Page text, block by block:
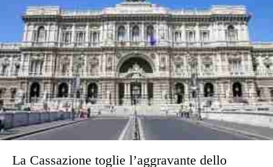
La Cassazione toglie l’aggravante dello